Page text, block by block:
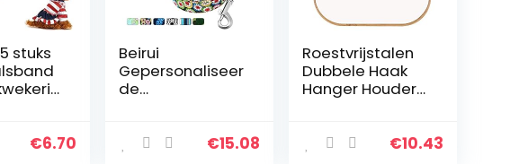
stuks
€6.70
Beirui
Gepersonaliseer
de
met snelsluiting
€15.08
Roestvrijstalen
Dubbele Haak
Hanger Houder
Deur Handdoek
€10.43